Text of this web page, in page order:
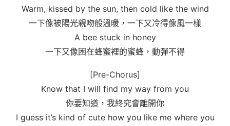
Warm, kissed by the sun, then cold like the wind
一下像被陽光親吻般溫暖，一下又冷得像風一樣
A bee stuck in honey
一下又像困在蜂蜜裡的蜜蜂，動彈不得
[Pre-Chorus]
Know that I will find my way from you
你要知道，我終究會離開你
I guess it’s kind of cute how you like me where you